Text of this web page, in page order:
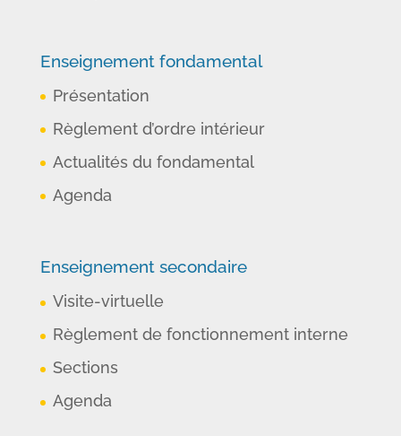
Enseignement fondamental
Présentation
Règlement d’ordre intérieur
Actualités du fondamental
Agenda
Enseignement secondaire
Visite-virtuelle
Règlement de fonctionnement interne
Sections
Agenda